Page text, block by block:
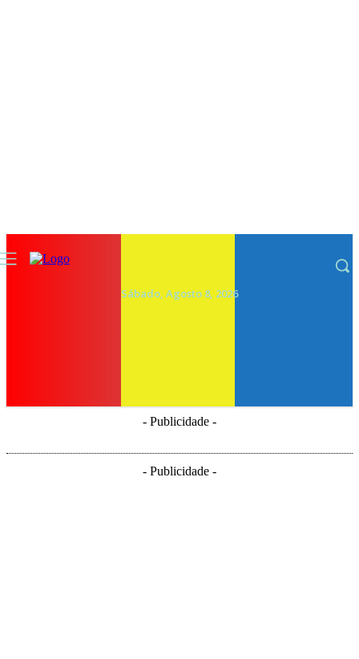
Sábado, Agosto 8, 2026
- Publicidade -
- Publicidade -